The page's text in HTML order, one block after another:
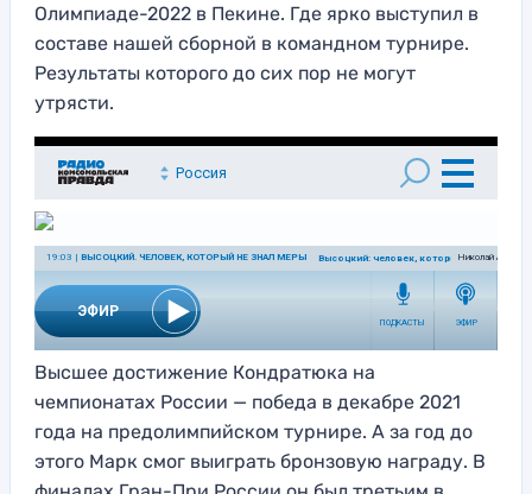
Олимпиаде-2022 в Пекине. Где ярко выступил в
составе нашей сборной в командном турнире.
Результаты которого до сих пор не могут
утрясти.
Высшее достижение Кондратюка на
чемпионатах России — победа в декабре 2021
года на предолимпийском турнире. А за год до
этого Марк смог выиграть бронзовую награду. В